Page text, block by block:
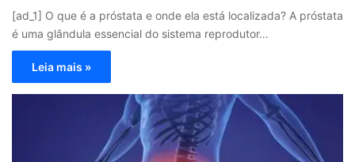
[ad_1] O que é a próstata e onde ela está localizada? A próstata
é uma glândula essencial do sistema reprodutor…
Leia mais »